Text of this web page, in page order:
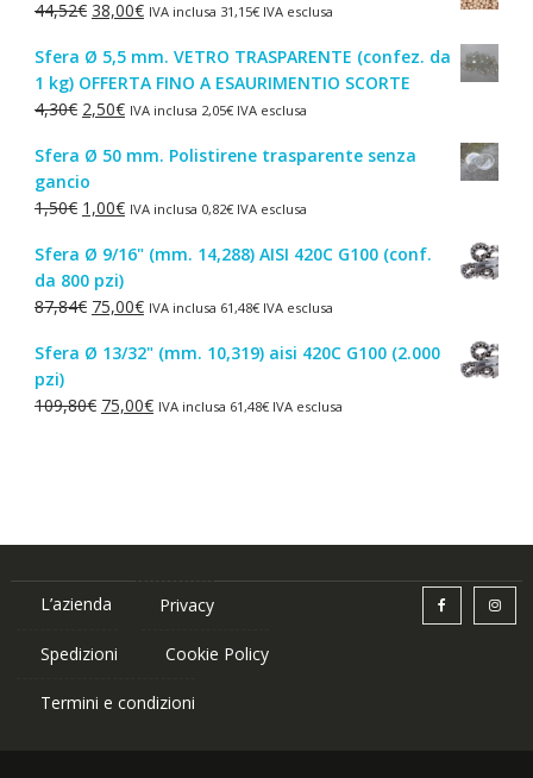
44,52€ Il
originale
era:
44,52€.
38,00€Il
attuale
è:
38,00€.
IVA inclusa 31,15€IVA esclusa
Sfera Ø 5,5 mm. VETRO TRASPARENTE (confez. da
1 kg) OFFERTA FINO A ESAURIMENTIO SCORTE
4,30€ Il
originale
era:
4,30€.
2,50€Il
attuale
2,50€.
IVA inclusa 2,05€IVA esclusa
Sfera Ø 50 mm. Polistirene trasparente senza
gancio
1,50€ Il
originale
era:
1,50€.
1,00€Il
attuale
è:
1,00€.
IVA inclusa 0,82€IVA esclusa
Sfera Ø 9/16" (mm. 14,288) AISI 420C G100 (conf.
da 800 pzi)
87,84€ Il
originale
87,84€.
75,00€Il
attuale
75,00€.
IVA inclusa 61,48€IVA esclusa
Sfera Ø 13/32" (mm. 10,319) aisi 420C G100 (2.000
pzi)
109,80€ Il
75,00€IlIVA inclusa 61,48€IVA esclusa
L’azienda Privacy
Spedizioni Cookie Policy
Termini e condizioni